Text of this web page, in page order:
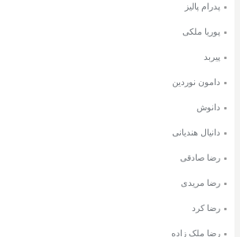
پدرام پالیز
پوریا ملکی
پیربد
دامون نوردین
دانوش
دانیال هندیانی
رضا صادقی
رضا مریدی
رضا کرد
رضا ملک زاده